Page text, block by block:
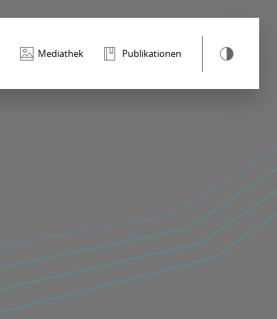
Mediathek Publikationen